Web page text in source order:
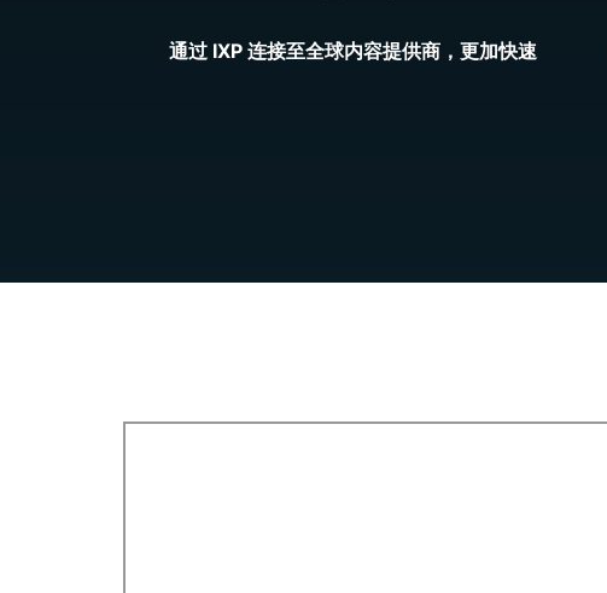
通过 IXP 连接至全球内容提供商，更加快速